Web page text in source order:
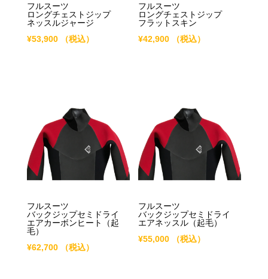
フルスーツ
ロングチェストジップ
ネッスルジャージ
¥53,900 （税込）
フルスーツ
ロングチェストジップ
フラットスキン
¥42,900 （税込）
フルスーツ
バックジップセミドライ
エアカーボンヒート（起
毛）
¥62,700 （税込）
フルスーツ
バックジップセミドライ
エアネッスル（起毛）
¥55,000 （税込）